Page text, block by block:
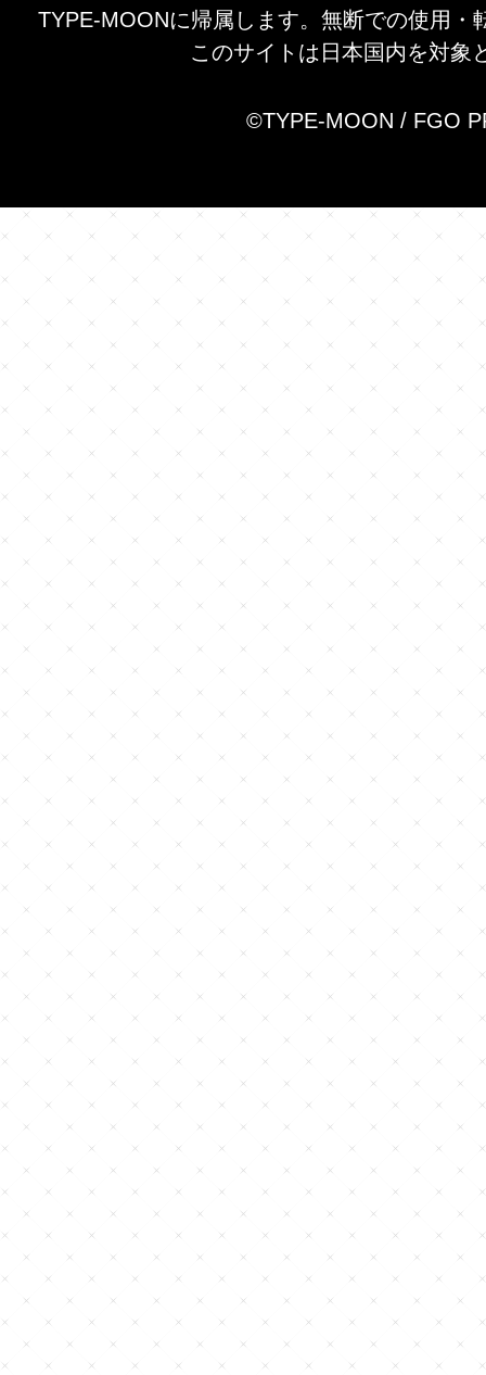
TYPE-MOONに帰属します。無断での使用・
このサイトは日本国内を対象
©TYPE-MOON / FGO